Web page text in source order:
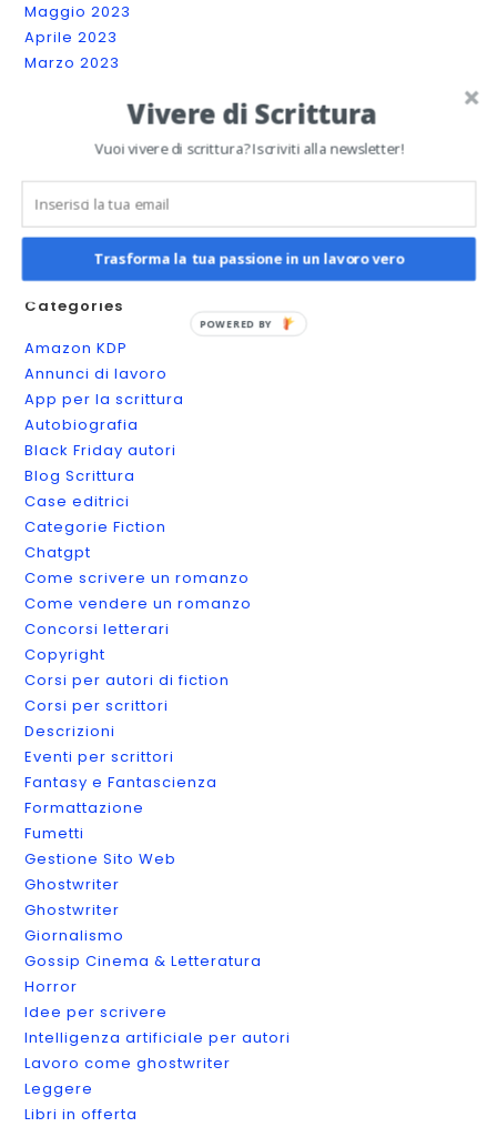
Maggio 2023
Aprile 2023
Marzo 2023
Gennaio 2023
Dicembre 2022
Settembre 2022
Agosto 2022
Categories
Amazon KDP
Annunci di lavoro
App per la scrittura
Autobiografia
Black Friday autori
Blog Scrittura
Case editrici
Categorie Fiction
Chatgpt
Come scrivere un romanzo
Come vendere un romanzo
Concorsi letterari
Copyright
Corsi per autori di fiction
Corsi per scrittori
Descrizioni
Eventi per scrittori
Fantasy e Fantascienza
Formattazione
Fumetti
Gestione Sito Web
Ghostwriter
Ghostwriter
Giornalismo
Gossip Cinema & Letteratura
Horror
Idee per scrivere
Intelligenza artificiale per autori
Lavoro come ghostwriter
Leggere
Libri in offerta
Vivere di Scrittura
Vuoi vivere di scrittura? Iscriviti alla newsletter!
Trasforma la tua passione in un lavoro vero
POWERED BY